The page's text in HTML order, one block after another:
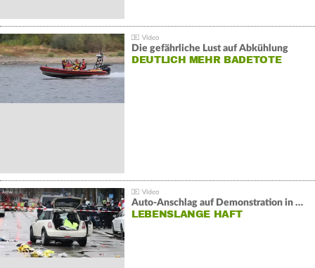
Die gefährliche Lust auf Abkühlung
DEUTLICH MEHR BADETOTE
Auto-Anschlag auf Demonstration in München:
LEBENSLANGE HAFT